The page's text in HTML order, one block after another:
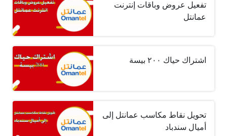
تفعيل عروض وباقات إنترنت
عمانتل
اشتراك حياك ٢٠٠ بيسة
تحويل نقاط مكاسب عمانتل إلى
أميال سندباد